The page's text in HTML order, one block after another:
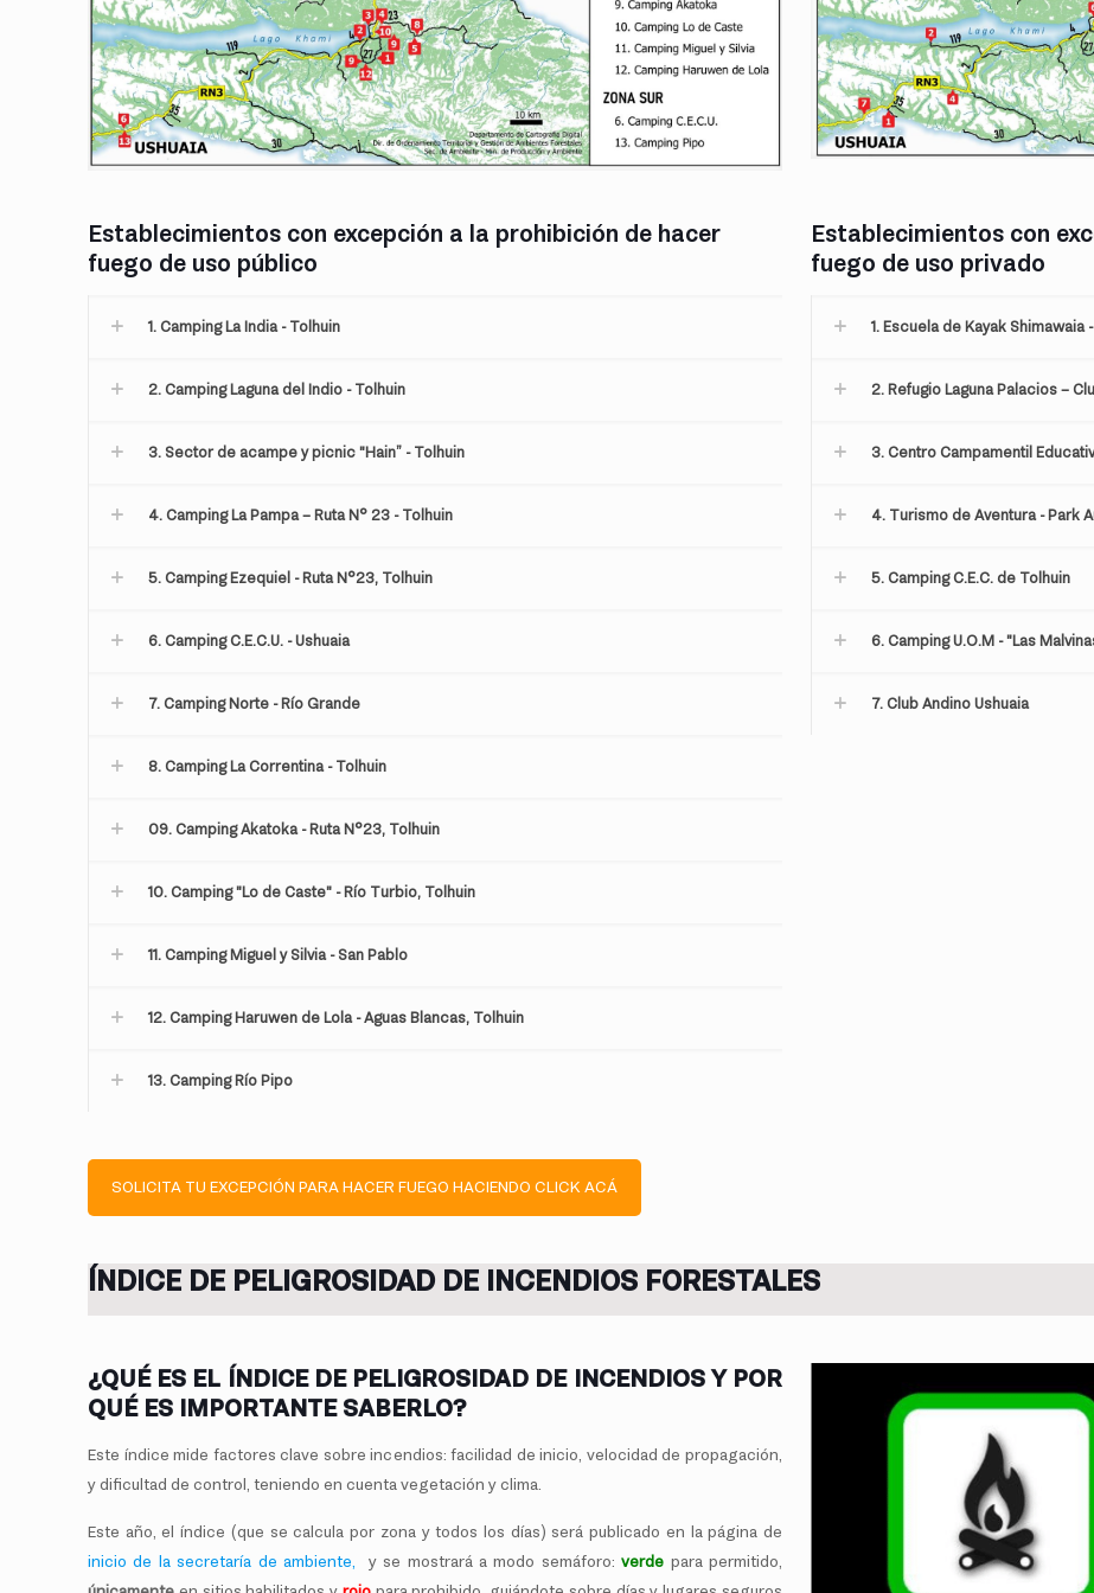
Establecimientos con excepción a la prohibición de hacer
fuego de uso público
1. Camping La India - Tolhuin
2. Camping Laguna del Indio - Tolhuin
3. Sector de acampe y picnic "Hain” - Tolhuin
4. Camping La Pampa – Ruta N° 23 - Tolhuin
5. Camping Ezequiel - Ruta N°23, Tolhuin
6. Camping C.E.C.U. - Ushuaia
7. Camping Norte - Río Grande
8. Camping La Correntina - Tolhuin
09. Camping Akatoka - Ruta N°23, Tolhuin
10. Camping "Lo de Caste" - Río Turbio, Tolhuin
11. Camping Miguel y Silvia - San Pablo
12. Camping Haruwen de Lola - Aguas Blancas, Tolhuin
13. Camping Río Pipo
Establecimientos con
fuego de uso privado
1. Escuela de Kayak Shimawaia
2. Refugio Laguna Palacios –
3. Centro Campamentil
4. Turismo de Aventura - Park
5. Camping C.E.C. de Tolhuin
6. Camping U.O.M - "Las
7. Club Andino Ushuaia
SOLICITA TU EXCEPCIÓN PARA HACER FUEGO HACIENDO CLICK ACÁ
ÍNDICE DE PELIGROSIDAD DE INCENDIOS FORESTALES
¿QUÉ ES EL ÍNDICE DE PELIGROSIDAD DE INCENDIOS Y POR
QUÉ ES IMPORTANTE SABERLO?
Este índice mide factores clave sobre incendios: facilidad de inicio, velocidad de propagación,
y dificultad de control, teniendo en cuenta vegetación y clima.
Este año, el índice (que se calcula por zona y todos los días) será publicado en la página de
inicio de la secretaría de ambiente,
y se mostrará a modo semáforo:verde para permitido,